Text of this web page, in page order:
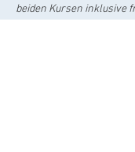
beiden Kursen inklusive